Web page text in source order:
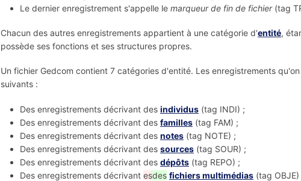
Le dernier enregistrement s'appelle le marqueur de fin de fichier(tag
Chacun des autres enregistrements appartient à une catégorie d'entité,
possède ses fonctions et ses structures propres.
Un fichier Gedcom contient 7 catégories d'entité. Les enregistrements
suivants :
Des enregistrements décrivant des individus (tag INDI) ;
Des enregistrements décrivant des familles (tag FAM) ;
Des enregistrements décrivant des notes (tag NOTE) ;
Des enregistrements décrivant des sources (tag SOUR) ;
Des enregistrements décrivant des dépôts (tag REPO) ;
Des enregistrements décrivant esdes fichiers multimédias (tag OBJE)